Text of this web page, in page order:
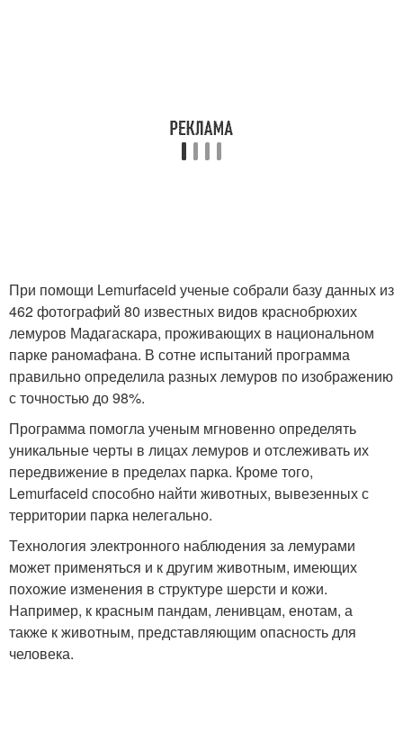
При помощи Lemurfaceid ученые собрали базу данных из
462 фотографий 80 известных видов краснобрюхих
лемуров Мадагаскара, проживающих в национальном
парке раномафана. В сотне испытаний программа
правильно определила разных лемуров по изображению
с точностью до 98%.
Программа помогла ученым мгновенно определять
уникальные черты в лицах лемуров и отслеживать их
передвижение в пределах парка. Кроме того,
Lemurfaceid способно найти животных, вывезенных с
территории парка нелегально.
Технология электронного наблюдения за лемурами
может применяться и к другим животным, имеющих
похожие изменения в структуре шерсти и кожи.
Например, к красным пандам, ленивцам, енотам, а
также к животным, представляющим опасность для
человека.